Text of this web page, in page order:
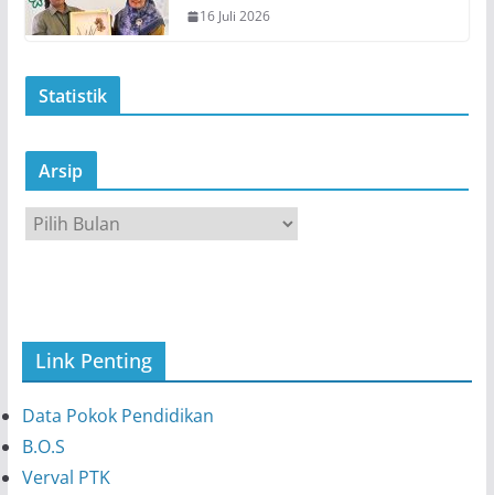
16 Juli 2026
Statistik
Arsip
r
Link Penting
Data Pokok Pendidikan
B.O.S
Verval PTK